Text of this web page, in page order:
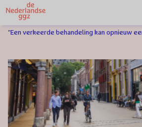
Spring naar hoofdinhoud
Homepage
"Een verkeerde behandeling kan opnieuw